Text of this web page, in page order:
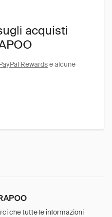
acquisti
Rewardse alcune
che tutte le informazioni